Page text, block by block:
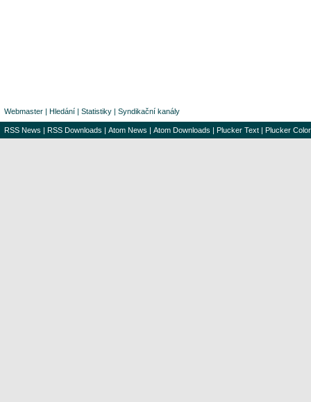
Webmaster | Hledání | Statistiky | Syndikační kanály
RSS News | RSS Downloads | Atom News | Atom Downloads | Plucker Text | Plucker Color